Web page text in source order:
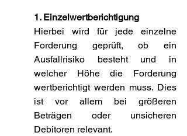
1. Einzelwertberichtigung
Hierbei wird für jede einzelne
Forderung geprüft, ob ein
Ausfallrisiko besteht und in
welcher Höhe die Forderung
wertberichtigt werden muss. Dies
ist vor allem bei größeren
Beträgen oder unsicheren
Debitoren relevant.